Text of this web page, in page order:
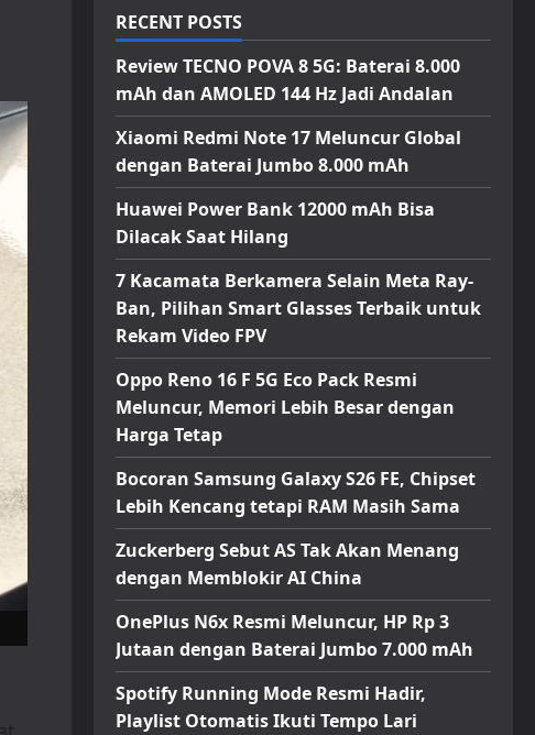
RECENT POSTS
Review TECNO POVA 8 5G: Baterai 8.000
mAh dan AMOLED 144 Hz Jadi Andalan
Xiaomi Redmi Note 17 Meluncur Global
dengan Baterai Jumbo 8.000 mAh
Huawei Power Bank 12000 mAh Bisa
Dilacak Saat Hilang
7 Kacamata Berkamera Selain Meta Ray-
Ban, Pilihan Smart Glasses Terbaik untuk
Rekam Video FPV
Oppo Reno 16 F 5G Eco Pack Resmi
Meluncur, Memori Lebih Besar dengan
Harga Tetap
Bocoran Samsung Galaxy S26 FE, Chipset
Lebih Kencang tetapi RAM Masih Sama
Zuckerberg Sebut AS Tak Akan Menang
dengan Memblokir AI China
OnePlus N6x Resmi Meluncur, HP Rp 3
Jutaan dengan Baterai Jumbo 7.000 mAh
Spotify Running Mode Resmi Hadir,
Playlist Otomatis Ikuti Tempo Lari